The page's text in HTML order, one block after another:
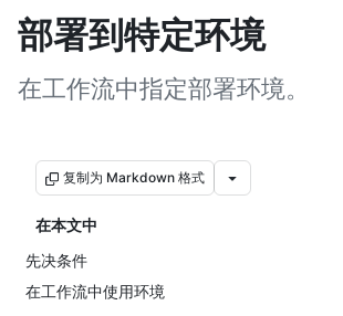
部署到特定环境
在工作流中指定部署环境。
复制为 Markdown 格式
在本文中
先决条件
在工作流中使用环境